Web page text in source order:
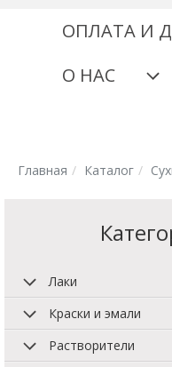
ОПЛАТА И
О НАС
Главная Каталог
Лаки
Краски и эмали
Растворители